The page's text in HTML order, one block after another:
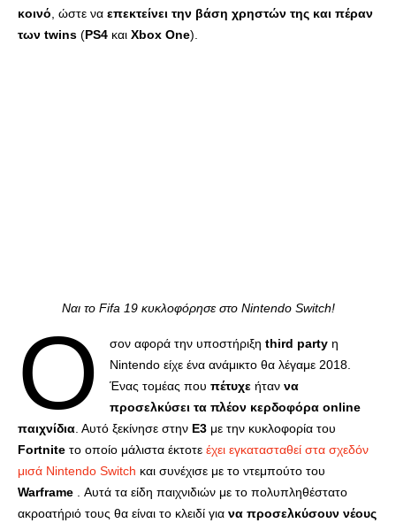
κοινό , ώστε να επεκτείνει την βάση χρηστών της και πέραν
των twins (PS4 και Xbox One).
Ναι το Fifa 19 κυκλοφόρησε στο Nintendo Switch!
Ό σον αφορά την υποστήριξη third party η
Nintendo είχε ένα ανάμικτο θα λέγαμε 2018.
Ένας τομέας που πέτυχε ήταν να
προσελκύσει τα πλέον κερδοφόρα online
παιχνίδια . Αυτό ξεκίνησε στην E3 με την κυκλοφορία του
Fortnite το οποίο μάλιστα έκτοτε έχει εγκατασταθεί στα σχεδόν
μισά Nintendo Switch και συνέχισε με το ντεμπούτο του
Warframe
. Αυτά τα είδη παιχνιδιών με το πολυπληθέστατο
ακροατήριό τους θα είναι το κλειδί για να προσελκύσουν νέους